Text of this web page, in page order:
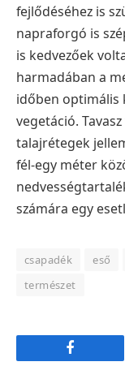
fejlődéséhez is
napraforgó is
is kedvezőek
harmadában a
időben optimális
vegetáció.
talajrétegek
fél-egy méter
számára egy
csapadék eső
természet
Facebook